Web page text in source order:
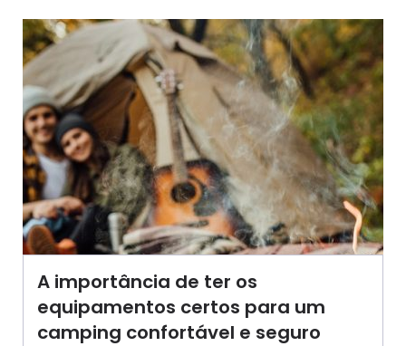
A importância de ter os
equipamentos certos para um
camping confortável e seguro